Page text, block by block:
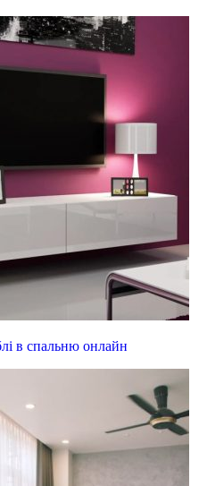
в спальню онлайн